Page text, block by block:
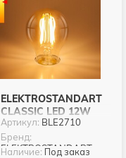
ELEKTROSTANDART
CLASSIC LED 12W
3300K E27 (A60
ТОНИРОВАННЫЙ)
(BLE2710)
Артикул: BLE2710
Бренд:
ELEKTROSTANDART
Наличие: Под заказ